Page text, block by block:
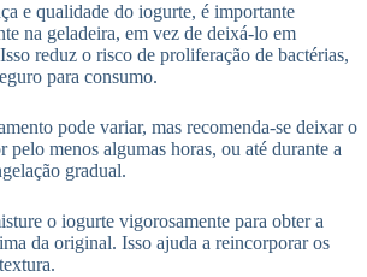
e qualidade do iogurte, é importante
na geladeira, em vez de deixá-lo em
reduz o risco de proliferação de bactérias,
para consumo.
pode variar, mas recomenda-se deixar o
pelo menos algumas horas, ou até durante a
gradual.
o iogurte vigorosamente para obter a
da original. Isso ajuda a reincorporar os